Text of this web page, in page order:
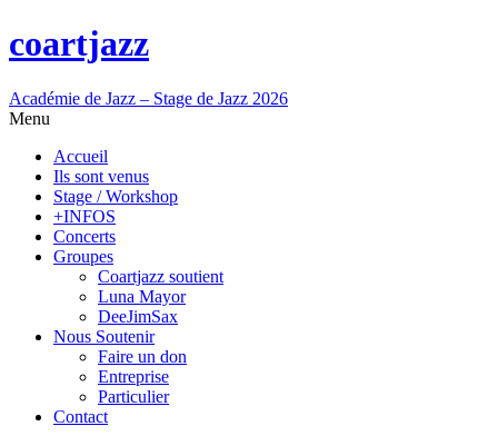
coartjazz
Académie de Jazz – Stage de Jazz 2026
Menu
Accueil
Ils sont venus
Stage / Workshop
+INFOS
Concerts
Groupes
Coartjazz soutient
Luna Mayor
DeeJimSax
Nous Soutenir
Faire un don
Entreprise
Particulier
Contact